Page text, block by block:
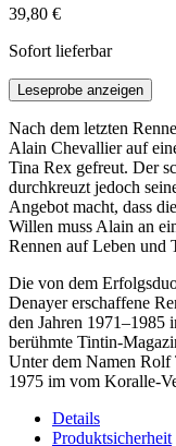
39,80 €
Sofort lieferbar
Leseprobe anzeigen
Nach dem letzten
Alain Chevallier auf
Tina Rex gefreut. Der
durchkreuzt jedoch
Angebot macht, dass
Willen muss Alain an
Rennen auf Leben und
Die von dem
Denayer erschaffene
den Jahren 1971–1985
berühmte Tintin-
Unter dem Namen Rolf
1975 im vom Koralle-
Details
Produktsicherheit